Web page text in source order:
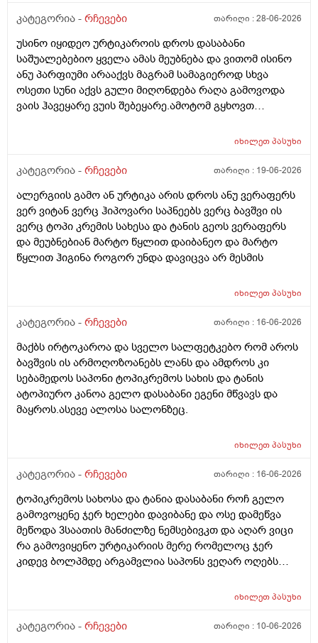
შემიხლია ვიტანკები.რამე მირჩიეთ დამპუნი რა რომ
ამექავოს.ბიბხიანოს შამპუნი რომ ვიყიდო ბაბეზ3
უარესი ხომ არარის?მხოლპდ ბიბცოანის საპობს იტანს
ტანოს კანი მაგრამ შამპუნი აოხმაროა და ასე მგონია
ბაბე იფრო ნახია და თუ ბაბე მახლევს ქავილს ბიბჩენი
იგრო მომცემს?სავატაუდოთ სიმშრალისგან მექავება
ბინჩენი უკეთესია რონელი?სხვადასხვა აქვს ბუბჩენს
კატეგორია - რჩევები თარიღი :28-06-2026
უსინო იყიდეო ურტიკაროის დროს დასაბანი
საშუალებებიო ყველა ამას მეუბნება და ვითომ ისინო
ანუ პარფიუმი არააქვს მაგრამ სამაგიეროდ სხვა
ოსეთი სუნი აქვს გული მიღონდება რაღა გამოვოდა
ვაის ჰავეყარე ვუის შებეყარე.ამოტომ გყხოვთ
დამატენიანებელ შამპუნს თაფლით რომ აროს იმას და
ბუბჩენის შამპუნი რომ ვიყიდო იმად?
იხილეთპასუხი
კატეგორია - რჩევები თარიღი : 19-06-2026
ალერგიის გამო ან ურტიკა არის დროს ანუ ვერაფერს
ვერ ვიტან ვერც ჰიპოვარი საპნეებს ვერც ბავშვი ის
ვერც ტოპი კრემის სახესა და ტანის გეოს ვერაფერს
და მეუბნებიან მარტო წყლით დაიბანეო და მარტო
წყლით ჰიგინა როგორ უნდა დავიცვა არ მესმის
იხილეთპასუხი
კატეგორია - რჩევები თარიღი : 16-06-2026
მაქბს ირტოკაროა და სველო სალფეტკებო რომ აროს
ბავშვის ის არმოღოზოანებს ლანს და ამდროს კი
სებამედოს საპონი ტოპიკრემოს სახის და ტანის
ატოპიურო კანოა გელო დასაბანი ეგენი მწვავს და
მაყროს.ასევე ალოსა სალონზეც.
იხილეთპასუხი
კატეგორია - რჩევები თარიღი : 16-06-2026
ტოპიკრემოს სახოსა და ტანია დასაბანი როჩ გელო
გამოვოყენე ჯერ ხელები დავიბანე და ოსე დამეწვა
მეწოდა 3საათის მანძილზე ნემსებივკთ და აღარ ვიცი
რა გამოვიყენო ურტიკარიის მერე რომელოც ჯერ
კიდევ ბოლპმდე არგამვლია საპონს ვეღარ ოღებს
წავიდა არვოცი რავიყიდო როთ დავიბანო.დავიღალე
მაყროს და მექავება..მ ყან საშინლად გამოშრა ხელები
იხილეთპასუხი
კატეგორია - რჩევები თარიღი : 10-06-2026